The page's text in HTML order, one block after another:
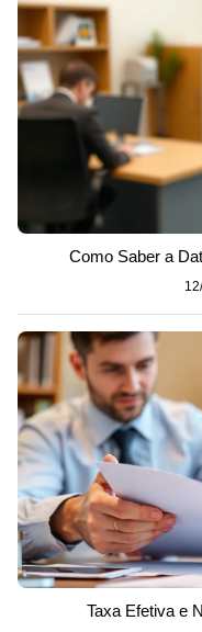
Como Saber a
Taxa Efetiva e